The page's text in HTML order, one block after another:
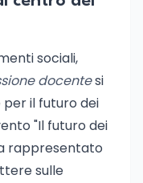
sociali,
docentesi
il futuro dei
"Il futuro dei
rappresentato
sulle